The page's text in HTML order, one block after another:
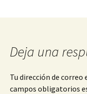
Deja una
Tu dirección de
campos obligatorios